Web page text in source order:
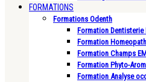
FORMATIONS
Formations Odenth
Formation
Formation
Formation Champs
Formation Phyto-
Formation Analyse